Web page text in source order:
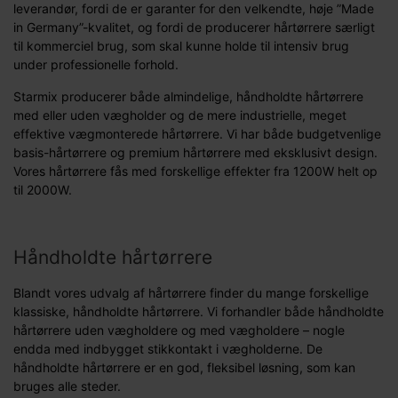
leverandør, fordi de er garanter for den velkendte, høje ”Made
in Germany”-kvalitet, og fordi de producerer hårtørrere særligt
til kommerciel brug, som skal kunne holde til intensiv brug
under professionelle forhold.
Starmix producerer både almindelige, håndholdte hårtørrere
med eller uden vægholder og de mere industrielle, meget
effektive vægmonterede hårtørrere. Vi har både budgetvenlige
basis-hårtørrere og premium hårtørrere med eksklusivt design.
Vores hårtørrere fås med forskellige effekter fra 1200W helt op
til 2000W.
Håndholdte hårtørrere
Blandt vores udvalg af hårtørrere finder du mange forskellige
klassiske, håndholdte hårtørrere. Vi forhandler både håndholdte
hårtørrere uden vægholdere og med vægholdere – nogle
endda med indbygget stikkontakt i vægholderne. De
håndholdte hårtørrere er en god, fleksibel løsning, som kan
bruges alle steder.